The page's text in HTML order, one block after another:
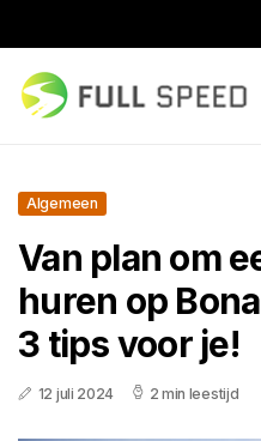
Algemeen
Van plan om
huren op
3 tips voor je!
12 juli 2024 2 min leestijd